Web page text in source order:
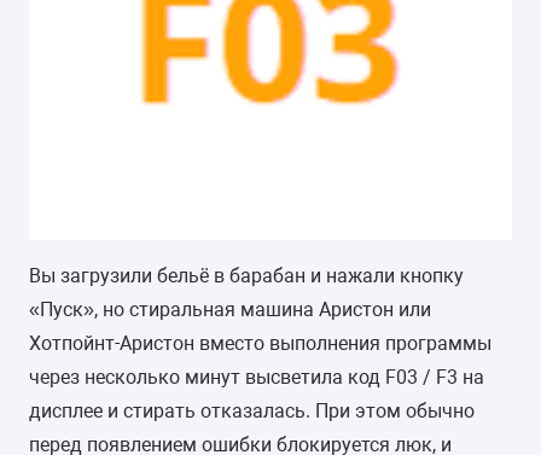
Вы загрузили бельё в барабан и нажали кнопку
«Пуск», но стиральная машина Аристон или
Хотпойнт-Аристон вместо выполнения программы
через несколько минут высветила код F03 / F3 на
дисплее и стирать отказалась. При этом обычно
перед появлением ошибки блокируется люк, и